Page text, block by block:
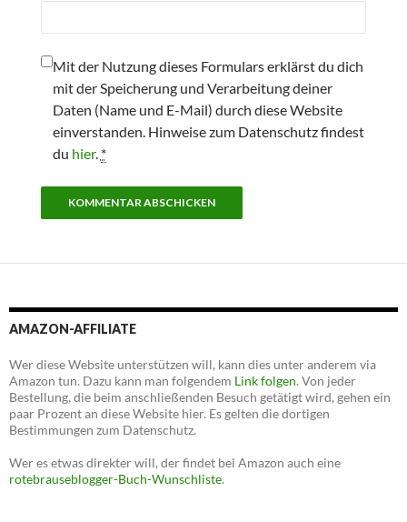
Mit der Nutzung dieses Formulars erklärst du dich
mit der Speicherung und Verarbeitung deiner
Daten (Name und E-Mail) durch diese Website
einverstanden. Hinweise zum Datenschutz findest
du hier. *
AMAZON-AFFILIATE
Wer diese Website unterstützen will, kann dies unter anderem via
Amazon tun. Dazu kann man folgendem Link folgen. Von jeder
Bestellung, die beim anschließenden Besuch getätigt wird, gehen ein
paar Prozent an diese Website hier. Es gelten die dortigen
Bestimmungen zum Datenschutz.
Wer es etwas direkter will, der findet bei Amazon auch eine
rotebrauseblogger-Buch-Wunschliste.